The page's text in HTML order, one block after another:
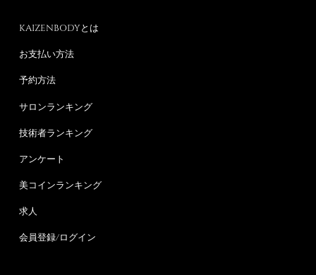
KAIZENBODYとは
お支払い方法
予約方法
サロンランキング
技術者ランキング
アンケート
美コインランキング
求人
会員登録/ログイン